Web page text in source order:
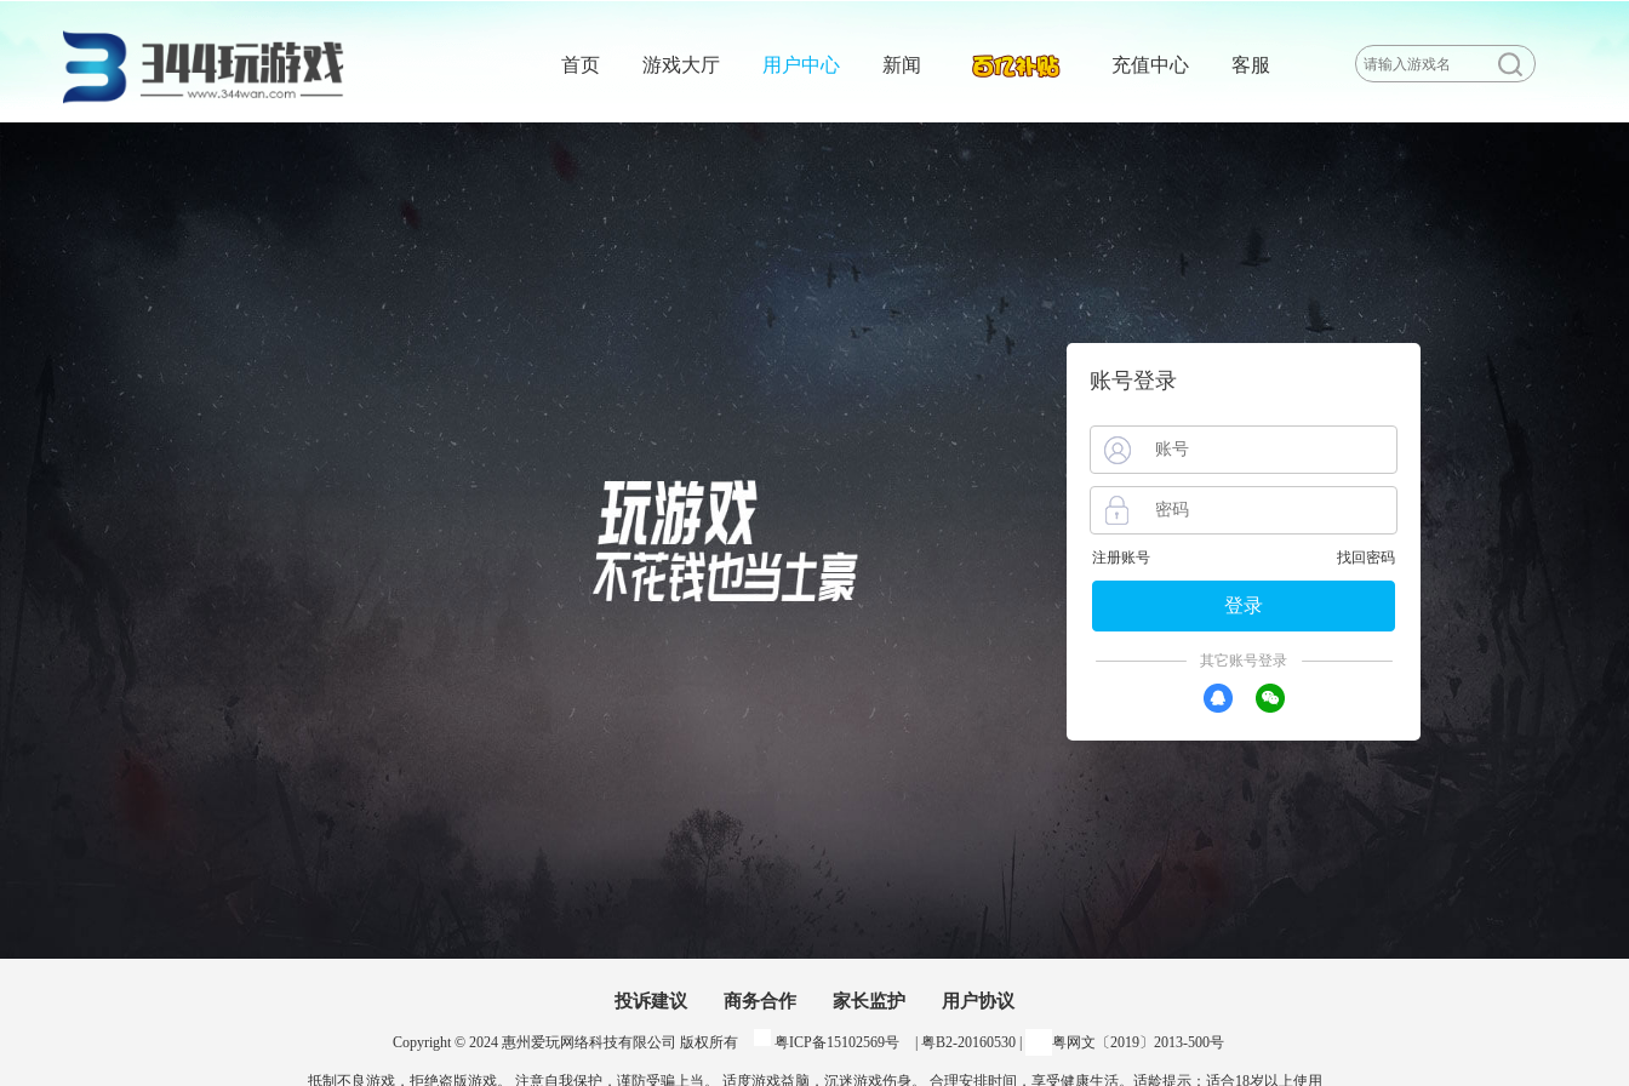
首页 游戏大厅 用户中心 新闻 充值中心 客服
账号登录
注册账号 找回密码
登录
其它账号登录
投诉建议 商务合作 家长监护 用户协议
Copyright © 2024 惠州爱玩网络科技有限公司 版权所有 粤ICP备15102569号 | 粤B2-20160530 | 粤网文〔2019〕2013-500号
抵制不良游戏，拒绝盗版游戏。 注意自我保护，谨防受骗上当。 适度游戏益脑，沉迷游戏伤身。 合理安排时间，享受健康生活。适龄提示：适合18岁以上使用